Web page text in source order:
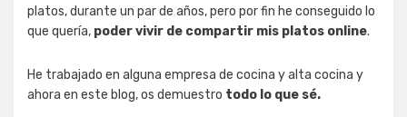
platos, durante un par de años, pero por fin he conseguido lo
que quería, poder vivir de compartir mis platos online.
He trabajado en alguna empresa de cocina y alta cocina y
ahora en este blog, os demuestro todo lo que sé.